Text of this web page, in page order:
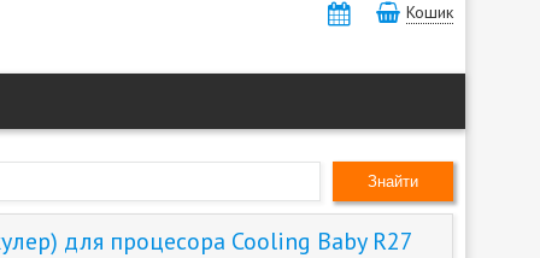
Кошик
Знайти
для процесора Cooling Baby R27